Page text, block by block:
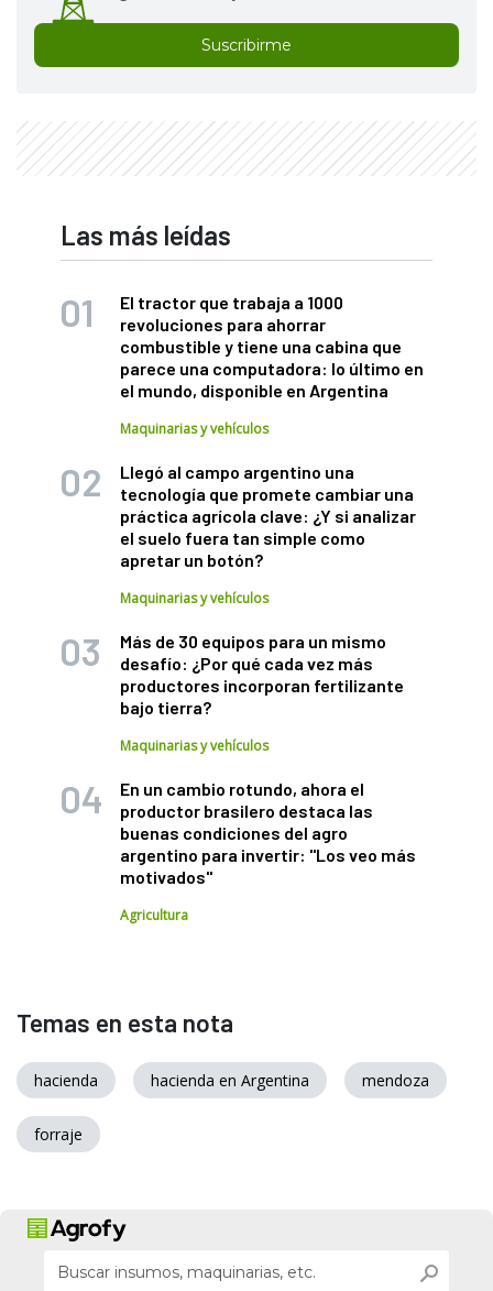
Suscribirme
Las más leídas
El tractor que trabaja a 1000
revoluciones para ahorrar
combustible y tiene una cabina que
parece una computadora: lo último en
el mundo, disponible en Argentina
Maquinarias y vehículos
Llegó al campo argentino una
tecnología que promete cambiar una
práctica agrícola clave: ¿Y si analizar
el suelo fuera tan simple como
apretar un botón?
Maquinarias y vehículos
Más de 30 equipos para un mismo
desafío: ¿Por qué cada vez más
productores incorporan fertilizante
bajo tierra?
Maquinarias y vehículos
En un cambio rotundo, ahora el
productor brasilero destaca las
buenas condiciones del agro
argentino para invertir: "Los veo más
motivados"
Agricultura
Temas en esta nota
hacienda hacienda en Argentina mendoza
forraje